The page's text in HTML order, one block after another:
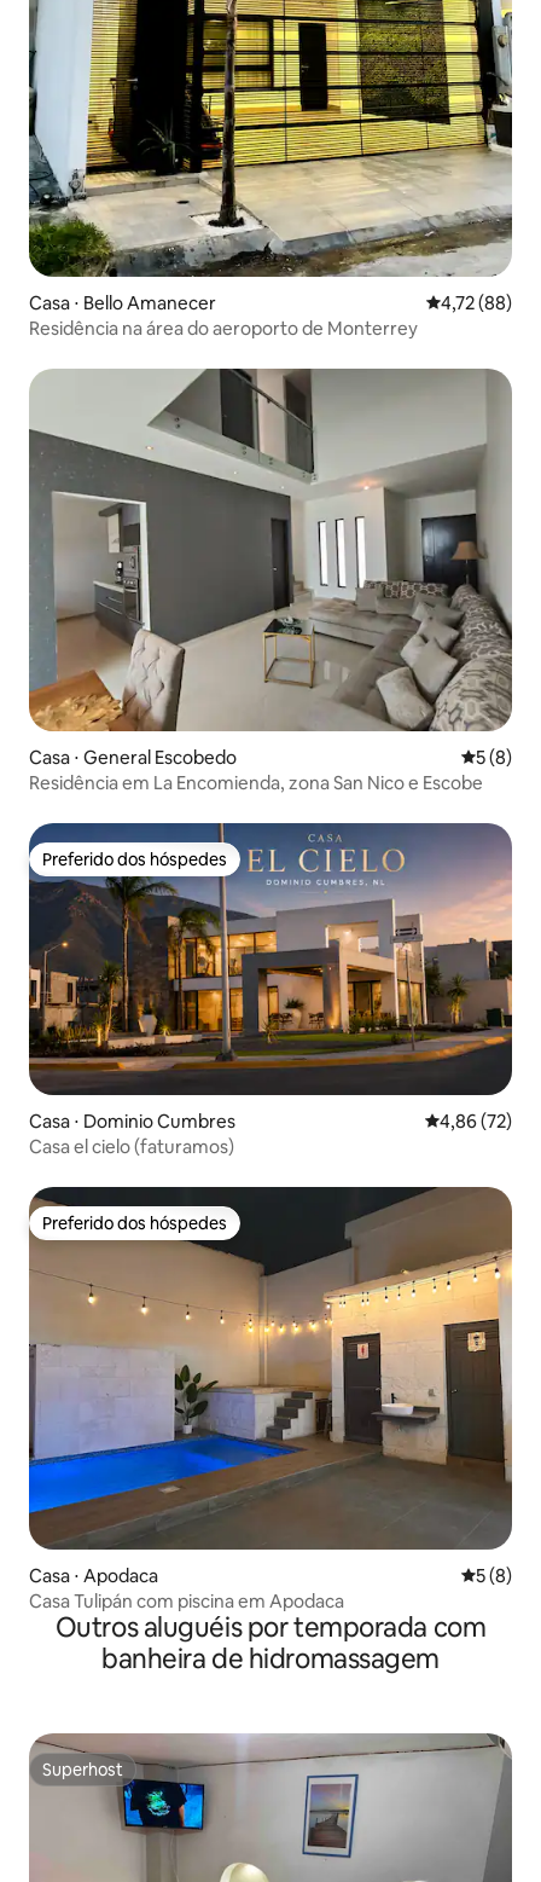
Casa ⋅ Bello Amanecer 4,72 de uma
4,72 (88)
Residência na área do aeroporto de Monterrey
Casa ⋅ General Escobedo 5 de
5 (8)
Residência em La Encomienda, zona San Nico e Escobe
Preferido dos hóspedes
Preferido dos hóspedes
Casa ⋅ Dominio Cumbres 4,86 de uma
4,86 (72)
Casa el cielo (faturamos)
Preferido dos hóspedes
Preferido dos hóspedes
Casa ⋅ Apodaca 5 de
5 (8)
Casa Tulipán com piscina em Apodaca
Outros aluguéis por temporada com
banheira de hidromassagem
Superhost
Superhost